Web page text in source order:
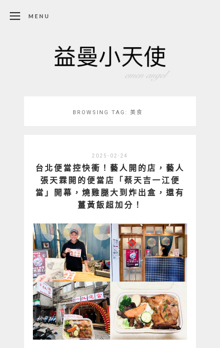
MENU
BROWSING TAG: 美食
2025-02-24
台北便當控快衝！藝人開的店，藝人
張天霖開的便當店「蔡天吉一江便
當」開幕，燒雞腿大到炸出盒，還有
薑黃飯超加分！